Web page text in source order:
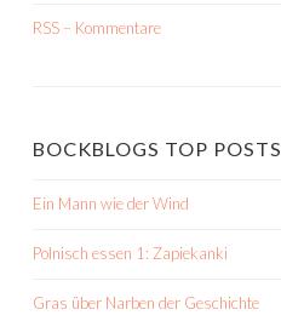
RSS – Kommentare
BOCKBLOGS TOP POSTS
Ein Mann wie der Wind
Polnisch essen 1: Zapiekanki
Gras über Narben der Geschichte